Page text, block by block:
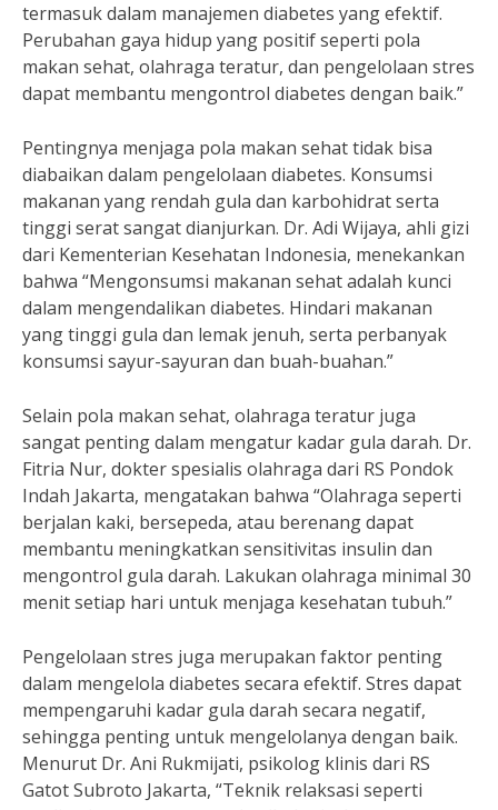
termasuk dalam manajemen diabetes yang efektif.
Perubahan gaya hidup yang positif seperti pola
makan sehat, olahraga teratur, dan pengelolaan stres
dapat membantu mengontrol diabetes dengan baik.”
Pentingnya menjaga pola makan sehat tidak bisa
diabaikan dalam pengelolaan diabetes. Konsumsi
makanan yang rendah gula dan karbohidrat serta
tinggi serat sangat dianjurkan. Dr. Adi Wijaya, ahli gizi
dari Kementerian Kesehatan Indonesia, menekankan
bahwa “Mengonsumsi makanan sehat adalah kunci
dalam mengendalikan diabetes. Hindari makanan
yang tinggi gula dan lemak jenuh, serta perbanyak
konsumsi sayur-sayuran dan buah-buahan.”
Selain pola makan sehat, olahraga teratur juga
sangat penting dalam mengatur kadar gula darah. Dr.
Fitria Nur, dokter spesialis olahraga dari RS Pondok
Indah Jakarta, mengatakan bahwa “Olahraga seperti
berjalan kaki, bersepeda, atau berenang dapat
membantu meningkatkan sensitivitas insulin dan
mengontrol gula darah. Lakukan olahraga minimal 30
menit setiap hari untuk menjaga kesehatan tubuh.”
Pengelolaan stres juga merupakan faktor penting
dalam mengelola diabetes secara efektif. Stres dapat
mempengaruhi kadar gula darah secara negatif,
sehingga penting untuk mengelolanya dengan baik.
Menurut Dr. Ani Rukmijati, psikolog klinis dari RS
Gatot Subroto Jakarta, “Teknik relaksasi seperti